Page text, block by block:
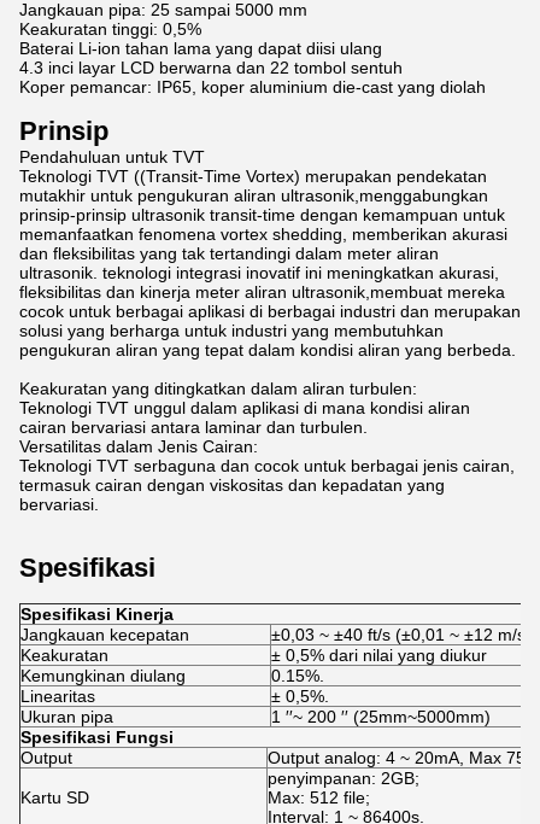
Jangkauan pipa: 25 sampai 5000 mm
Keakuratan tinggi: 0,5%
Baterai Li-ion tahan lama yang dapat diisi ulang
4.3 inci layar LCD berwarna dan 22 tombol sentuh
Koper pemancar: IP65, koper aluminium die-cast yang diolah
Prinsip
Pendahuluan untuk TVT
Teknologi TVT ((Transit-Time Vortex) merupakan pendekatan
mutakhir untuk pengukuran aliran ultrasonik,menggabungkan
prinsip-prinsip ultrasonik transit-time dengan kemampuan untuk
memanfaatkan fenomena vortex shedding, memberikan akurasi
dan fleksibilitas yang tak tertandingi dalam meter aliran
ultrasonik. teknologi integrasi inovatif ini meningkatkan akurasi,
fleksibilitas dan kinerja meter aliran ultrasonik,membuat mereka
cocok untuk berbagai aplikasi di berbagai industri dan merupakan
solusi yang berharga untuk industri yang membutuhkan
pengukuran aliran yang tepat dalam kondisi aliran yang berbeda.
Keakuratan yang ditingkatkan dalam aliran turbulen:
Teknologi TVT unggul dalam aplikasi di mana kondisi aliran
cairan bervariasi antara laminar dan turbulen.
Versatilitas dalam Jenis Cairan:
Teknologi TVT serbaguna dan cocok untuk berbagai jenis cairan,
termasuk cairan dengan viskositas dan kepadatan yang
bervariasi.